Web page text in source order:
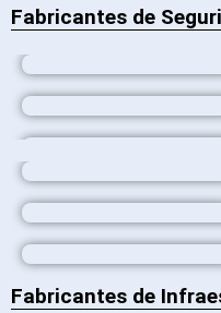
Fabricantes de
Fabricantes de